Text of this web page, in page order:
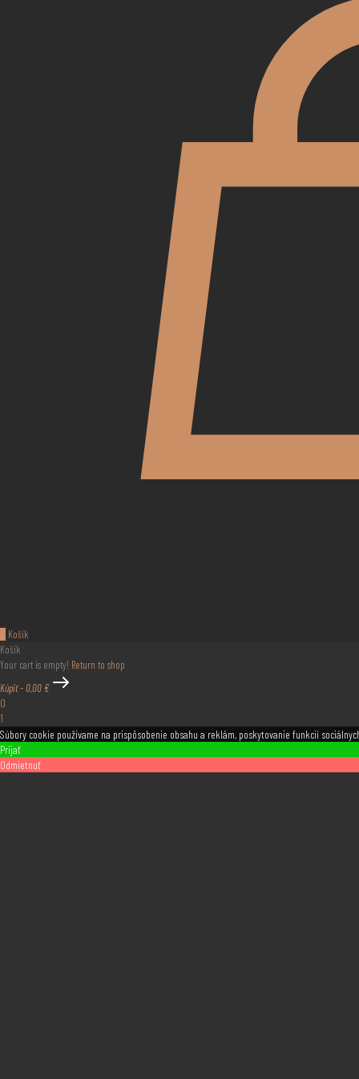
Košík
Košík
Your cart is empty! Return to shop
Kúpiť-0,00 €
0
1
Súbory cookie používame na prispôsobenie obsahu a reklám, poskytovanie funkcií
Prijať
Odmietnuť